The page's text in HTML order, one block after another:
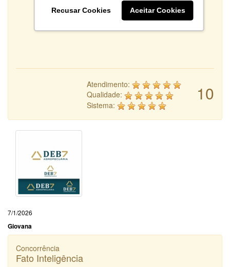
Recusar Cookies Aceitar Cookies
10
Atendimento:
Qualidade:
Sistema:
7/1/2026
Giovana
Concorrência
Fato Inteligência